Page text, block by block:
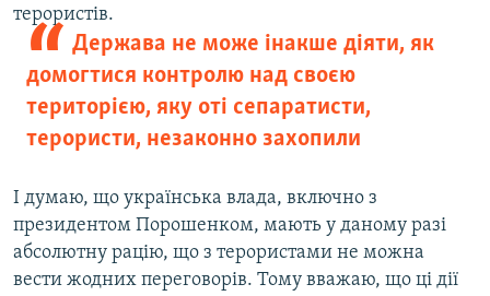
терористів.
Держава не може інакше діяти, як
домогтися контролю над своєю
територією, яку оті сепаратисти,
терористи, незаконно захопили
І думаю, що українська влада, включно з
президентом Порошенком, мають у даному разі
абсолютну рацію, що з терористами не можна
вести жодних переговорів. Тому вважаю, що ці дії